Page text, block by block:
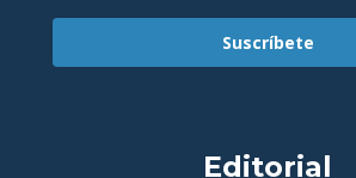
Suscríbete
Editorial